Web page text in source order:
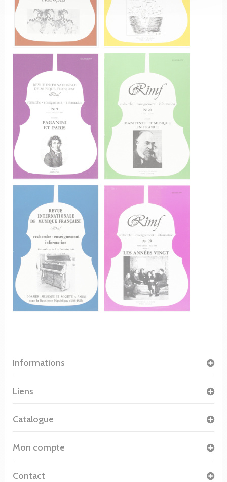
Informations
Liens
Catalogue
Mon compte
Contact